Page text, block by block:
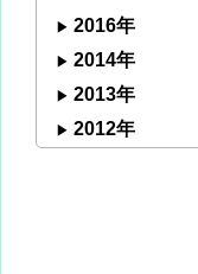
2016年
2014年
2013年
2012年